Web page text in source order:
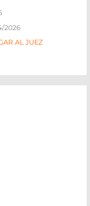
2026
AL JUEZ